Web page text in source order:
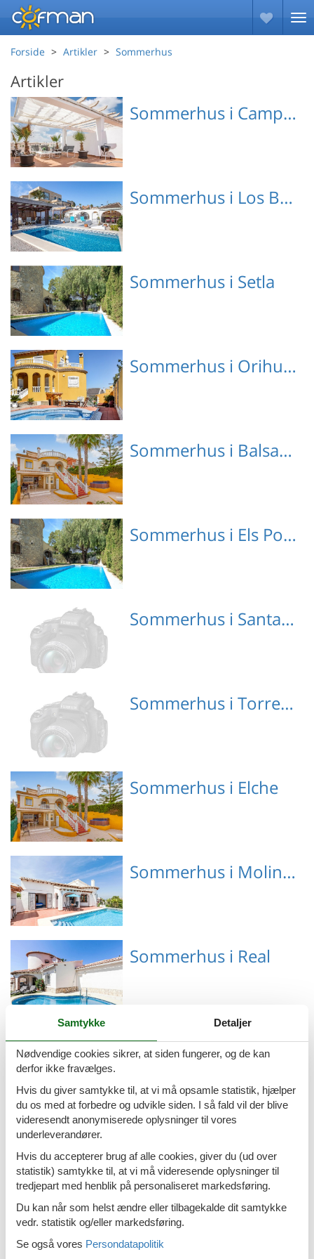
Forside Artikler Sommerhus
Artikler
Sommerhus i Campoamor
Emne nr.: 147-EBL027 Sommerhus i Los Balcones
Emne nr.: 147-EBC134 Sommerhus i Setla
Emne nr.: 147-EBL864 Sommerhus i Orihuela
Emne nr.: 147-EBI319 Sommerhus i Balsares
Emne nr.: 147-EBL903 Sommerhus i Els Poblets
Emne nr.: 147-EBL864 Sommerhus i Santa Lucia
Sommerhus i Torrecarrals
Sommerhus i Elche
Emne nr.: 147-EBL903 Sommerhus i Molinell
ES9725.186.1
Sommerhus i Real
Emne nr.: 306-
ES9700.276.1
Sommerhus i Las Bovetes
Emne nr.: 306-
ES9700.477.1
Emne nr.: 306-
ES9700.170.2
Sommerhus i Javea
Samtykke Detaljer
Nødvendige cookies sikrer, at siden fungerer, og de kan
derfor ikke fravælges.
Hvis du giver samtykke til, at vi må opsamle statistik, hjælper
du os med at forbedre og udvikle siden. I så fald vil der blive
videresendt anonymiserede oplysninger til vores
underleverandører.
Hvis du accepterer brug af alle cookies, giver du (ud over
statistik) samtykke til, at vi må videresende oplysninger til
tredjepart med henblik på personaliseret markedsføring.
Du kan når som helst ændre eller tilbagekalde dit samtykke
vedr. statistik og/eller markedsføring.
Se også vores Persondatapolitik